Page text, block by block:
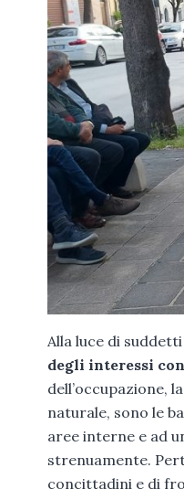
Alla luce di
degli interessi
dell’occupazione,
naturale, sono le
aree interne e ad
strenuamente.
concittadini e di